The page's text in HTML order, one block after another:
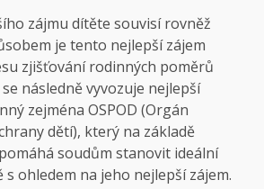
zájmu dítěte souvisí rovněž
je tento nejlepší zájem
zjišťování rodinných poměrů
následně vyvozuje nejlepší
zejména OSPOD (Orgán
dětí), který na základě
soudům stanovit ideální
ohledem na jeho nejlepší zájem.